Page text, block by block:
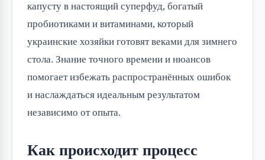
капусту в настоящий суперфуд, богатый
пробиотиками и витаминами, который
украинские хозяйки готовят веками для зимнего
стола. Знание точного времени и нюансов
помогает избежать распространённых ошибок
и наслаждаться идеальным результатом
независимо от опыта.
Как происходит процесс